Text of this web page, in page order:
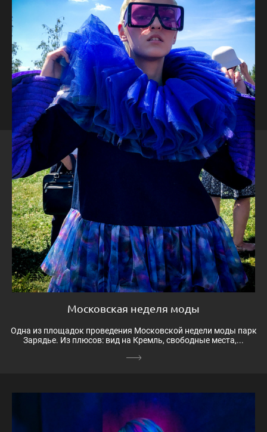
Московская неделя моды
Одна из площадок проведения Московской недели моды парк
Зарядье. Из плюсов: вид на Кремль, свободные места,...